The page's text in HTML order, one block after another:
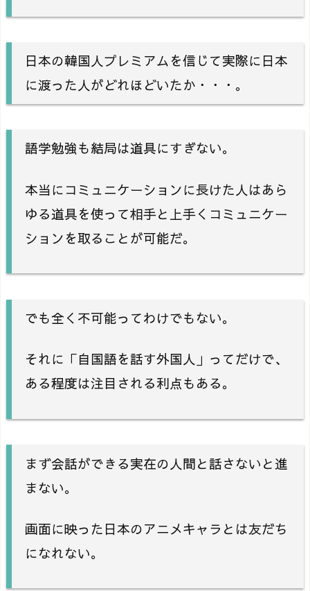
日本の韓国人プレミアムを信じて実際に日本
に渡った人がどれほどいたか・・・。
語学勉強も結局は道具にすぎない。
本当にコミュニケーションに長けた人はあら
ゆる道具を使って相手と上手くコミュニケー
ションを取ることが可能だ。
でも全く不可能ってわけでもない。
それに「自国語を話す外国人」ってだけで、
ある程度は注目される利点もある。
まず会話ができる実在の人間と話さないと進
まない。
画面に映った日本のアニメキャラとは友だち
になれない。